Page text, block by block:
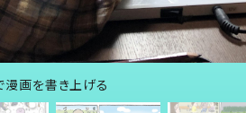
漫画を書き上げる